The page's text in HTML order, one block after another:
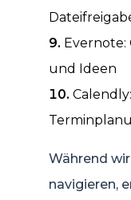
Evernote:
und Ideen
Während
navigieren,